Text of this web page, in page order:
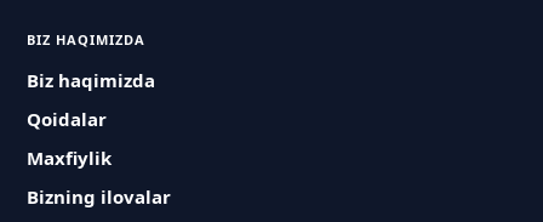
BIZ HAQIMIZDA
Biz haqimizda
Qoidalar
Maxfiylik
Bizning ilovalar